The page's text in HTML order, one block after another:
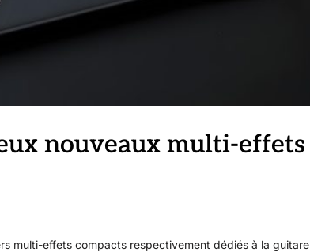
nouveaux multi-effets
multi-effets compacts respectivement dédiés à la guitare